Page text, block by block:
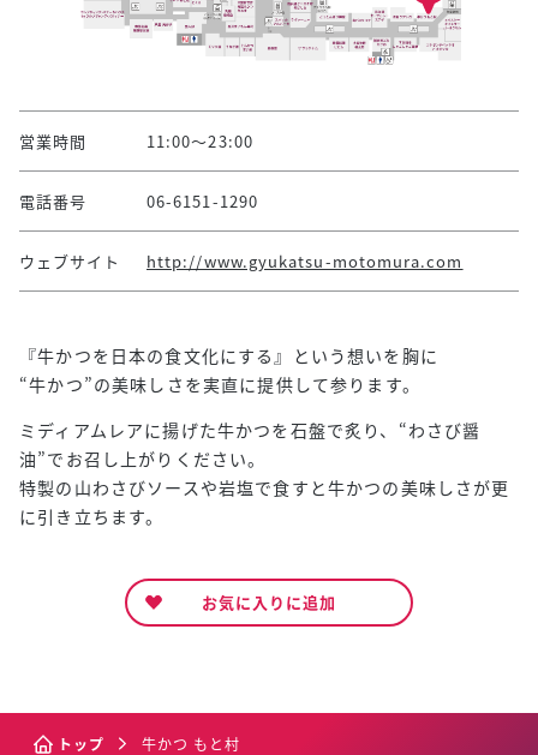
営業時間 11:00～23:00
電話番号 06-6151-1290
ウェブサイト http://www.gyukatsu-motomura.com
『牛かつを日本の食文化にする』という想いを胸に
“牛かつ”の美味しさを実直に提供して参ります。
ミディアムレアに揚げた牛かつを石盤で炙り、“わさび醤
油”でお召し上がりください。
特製の山わさびソースや岩塩で食すと牛かつの美味しさが更
に引き立ちます。
お気に入りに追加
トップ 牛かつ もと村